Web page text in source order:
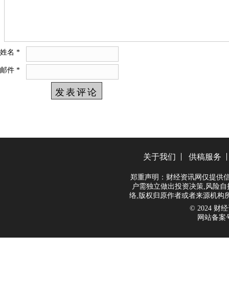
姓名 *
邮件 *
关于我们 供稿服务
郑重声明：财经资讯网仅提供
户需独立做出投资决策,风险
络,版权归原作者或者来源机构
© 2024 财经
网站备案